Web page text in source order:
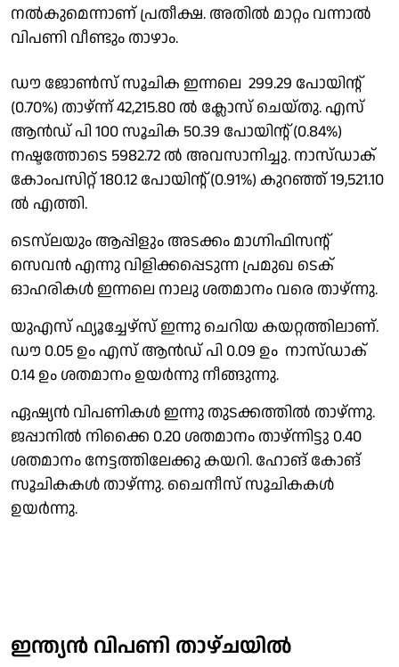
നൽകുമെന്നാണ് പ്രതീക്ഷ. അതിൽ മാറ്റം വന്നാൽ
വിപണി വീണ്ടും താഴാം.
ഡൗ ജോൺസ് സൂചിക ഇന്നലെ 299.29 പോയിൻ്റ്
(0.70%) താഴ്ന്ന് 42,215.80 ൽ ക്ലോസ് ചെയ്തു. എസ്
ആൻഡ് പി 100 സൂചിക 50.39 പോയിൻ്റ് (0.84%)
നഷ്ടത്തോടെ 5982.72 ൽ അവസാനിച്ചു. നാസ്ഡാക്
കോംപസിറ്റ് 180.12 പോയിൻ്റ് (0.91%) കുറഞ്ഞ് 19,521.10
ൽ എത്തി.
ടെസ്‌ലയും ആപ്പിളും അടക്കം മാഗ്നിഫിസൻ്റ്
സെവൻ എന്നു വിളിക്കപ്പെടുന്ന പ്രമുഖ ടെക്
ഓഹരികൾ ഇന്നലെ നാലു ശതമാനം വരെ താഴ്ന്നു.
യുഎസ് ഫ്യൂച്ചേഴ്സ് ഇന്നു ചെറിയ കയറ്റത്തിലാണ്.
ഡൗ 0.05 ഉം എസ് ആൻഡ് പി 0.09 ഉം നാസ്ഡാക്
0.14 ഉം ശതമാനം ഉയർന്നു നീങ്ങുന്നു.
ഏഷ്യൻ വിപണികൾ ഇന്നു തുടക്കത്തിൽ താഴ്ന്നു.
ജപ്പാനിൽ നിക്കൈ 0.20 ശതമാനം താഴ്ന്നിട്ടു 0.40
ശതമാനം നേട്ടത്തിലേക്കു കയറി. ഹോങ് കോങ്
സൂചികകൾ താഴ്ന്നു. ചൈനീസ് സൂചികകൾ
ഉയർന്നു.
ഇന്ത്യൻ വിപണി താഴ്ചയിൽ